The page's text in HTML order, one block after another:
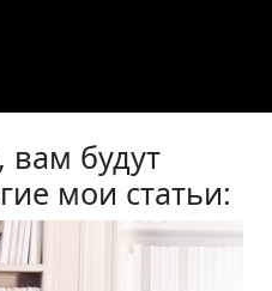
будут
мои статьи: